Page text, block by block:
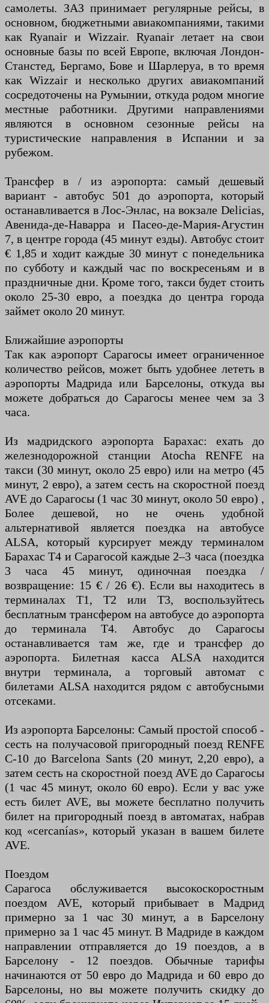
самолеты. ЗАЗ принимает регулярные рейсы, в
основном, бюджетными авиакомпаниями, такими
как Ryanair и Wizzair. Ryanair летает на свои
основные базы по всей Европе, включая Лондон-
Станстед, Бергамо, Бове и Шарлеруа, в то время
как Wizzair и несколько других авиакомпаний
сосредоточены на Румынии, откуда родом многие
местные работники. Другими направлениями
являются в основном сезонные рейсы на
туристические направления в Испании и за
рубежом.
Трансфер в / из аэропорта: самый дешевый
вариант - автобус 501 до аэропорта, который
останавливается в Лос-Энлас, на вокзале Delicias,
Авенида-де-Наварра и Пасео-де-Мария-Агустин
7, в центре города (45 минут езды). Автобус стоит
€ 1,85 и ходит каждые 30 минут с понедельника
по субботу и каждый час по воскресеньям и в
праздничные дни. Кроме того, такси будет стоить
около 25-30 евро, а поездка до центра города
займет около 20 минут.
Ближайшие аэропорты
Так как аэропорт Сарагосы имеет ограниченное
количество рейсов, может быть удобнее лететь в
аэропорты Мадрида или Барселоны, откуда вы
можете добраться до Сарагосы менее чем за 3
часа.
Из мадридского аэропорта Барахас: ехать до
железнодорожной станции Atocha RENFE на
такси (30 минут, около 25 евро) или на метро (45
минут, 2 евро), а затем сесть на скоростной поезд
AVE до Сарагосы (1 час 30 минут, около 50 евро) ,
Более дешевой, но не очень удобной
альтернативой является поездка на автобусе
ALSA, который курсирует между терминалом
Барахас T4 и Сарагосой каждые 2–3 часа (поездка
3 часа 45 минут, одиночная поездка /
возвращение: 15 € / 26 €). Если вы находитесь в
терминалах T1, T2 или T3, воспользуйтесь
бесплатным трансфером на автобусе до аэропорта
до терминала T4. Автобус до Сарагосы
останавливается там же, где и трансфер до
аэропорта. Билетная касса ALSA находится
внутри терминала, а торговый автомат с
билетами ALSA находится рядом с автобусными
отсеками.
Из аэропорта Барселоны: Самый простой способ -
сесть на получасовой пригородный поезд RENFE
C-10 до Barcelona Sants (20 минут, 2,20 евро), а
затем сесть на скоростной поезд AVE до Сарагосы
(1 час 45 минут, около 60 евро). Если у вас уже
есть билет AVE, вы можете бесплатно получить
билет на пригородный поезд в автоматах, набрав
код «cercanías», который указан в вашем билете
AVE.
Поездом
Сарагоса обслуживается высокоскоростным
поездом AVE, который прибывает в Мадрид
примерно за 1 час 30 минут, а в Барселону
примерно за 1 час 45 минут. В Мадриде в каждом
направлении отправляется до 19 поездов, а в
Барселону - 12 поездов. Обычные тарифы
начинаются от 50 евро до Мадрида и 60 евро до
Барселоны, но вы можете получить скидку до